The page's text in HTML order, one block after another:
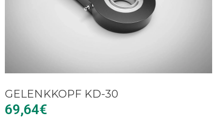
GELENKKOPF KD-30
69,64€